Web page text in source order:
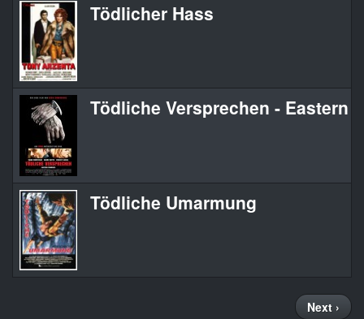
Tödlicher Hass
Tödliche Versprechen - Eastern
Tödliche Umarmung
Nächste
Next ›